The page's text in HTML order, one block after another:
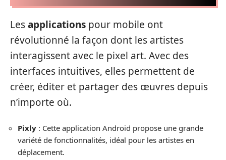
Lesapplications pour mobile ont
révolutionné la façon dont les artistes
interagissent avec le pixel art. Avec des
interfaces intuitives, elles permettent de
créer, éditer et partager des œuvres depuis
n’importe où.
Pixly : Cette application Android propose une grande
variété de fonctionnalités, idéal pour les artistes en
déplacement.